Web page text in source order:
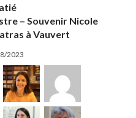
– Souvenir Nicole
à Vauvert
2023